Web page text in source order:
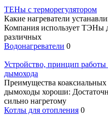
ТЕНы с терморегулятором
Какие нагреватели
Компания использует ТЭНы
различных
Водонагреватели 0
Устройство, принцип
дымохода
Преимущества
дымоходы хороши:
сильно нагретому
Котлы для отопления 0